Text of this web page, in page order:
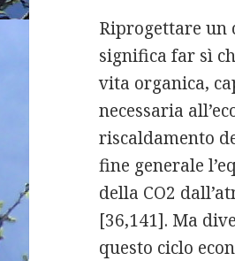
Riprogettare un
significa far sì
vita organica,
necessaria
riscaldamento
fine generale
della CO2
[36,141]. Ma
questo ciclo